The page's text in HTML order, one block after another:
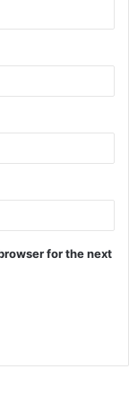
for the next